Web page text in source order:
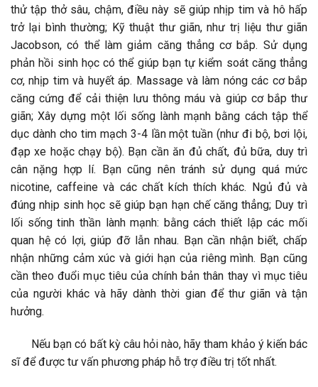
thử tập thở sâu, chậm, điều này sẽ giúp nhịp tim và hô hấp
trở lại bình thường; Kỹ thuật thư giãn, như trị liệu thư giãn
Jacobson, có thể làm giảm căng thẳng cơ bắp. Sử dụng
phản hồi sinh học có thể giúp bạn tự kiểm soát căng thẳng
cơ, nhịp tim và huyết áp. Massage và làm nóng các cơ bắp
căng cứng để cải thiện lưu thông máu và giúp cơ bắp thư
giãn; Xây dựng một lối sống lành mạnh bằng cách tập thể
dục dành cho tim mạch 3-4 lần một tuần (như đi bộ, bơi lội,
đạp xe hoặc chạy bộ). Bạn cần ăn đủ chất, đủ bữa, duy trì
cân nặng hợp lí. Bạn cũng nên tránh sử dụng quá mức
nicotine, caffeine và các chất kích thích khác. Ngủ đủ và
đúng nhịp sinh học sẽ giúp bạn hạn chế căng thẳng; Duy trì
lối sống tinh thần lành mạnh: bằng cách thiết lập các mối
quan hệ có lợi, giúp đỡ lẫn nhau. Bạn cần nhận biết, chấp
nhận những cảm xúc và giới hạn của riêng mình. Bạn cũng
cần theo đuổi mục tiêu của chính bản thân thay vì mục tiêu
của người khác và hãy dành thời gian để thư giãn và tận
hưởng.
Nếu bạn có bất kỳ câu hỏi nào, hãy tham khảo ý kiến bác
sĩ để được tư vấn phương pháp hỗ trợ điều trị tốt nhất.